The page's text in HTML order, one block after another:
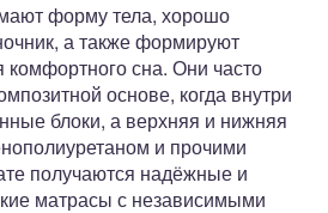
форму тела, хорошо
а также формируют
сна. Они часто
основе, когда внутри
блоки, а верхняя и нижняя
и прочими
получаются надёжные и
матрасы с независимыми